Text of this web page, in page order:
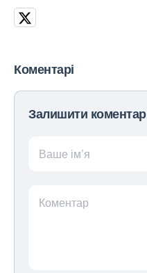
Коментарі
Залишити коментар
Ваше ім’я
Коментар